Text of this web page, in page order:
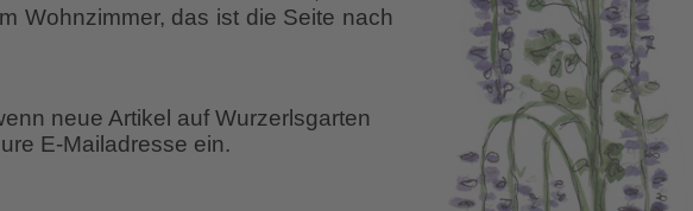
Wohnzimmer, das ist die Seite nach
neue Artikel auf Wurzerlsgarten
E-Mailadresse ein.